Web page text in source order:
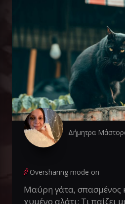
Δήμητρα
Oversharing mode on
Μαύρη γάτα, σπασμένος
χυμένο αλάτι: Τι παίζει